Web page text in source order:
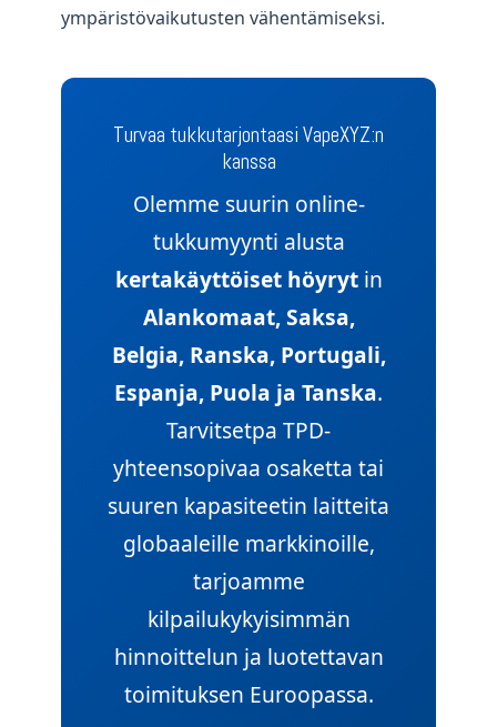
ympäristövaikutusten vähentämiseksi.
Turvaa tukkutarjontaasi VapeXYZ:n
kanssa
Olemme suurin online-
tukkumyynti alusta
kertakäyttöiset höyrytin
Alankomaat, Saksa,
Belgia, Ranska, Portugali,
Espanja, Puola ja Tanska.
Tarvitsetpa TPD-
yhteensopivaa osaketta tai
suuren kapasiteetin laitteita
globaaleille markkinoille,
tarjoamme
kilpailukykyisimmän
hinnoittelun ja luotettavan
toimituksen Euroopassa.